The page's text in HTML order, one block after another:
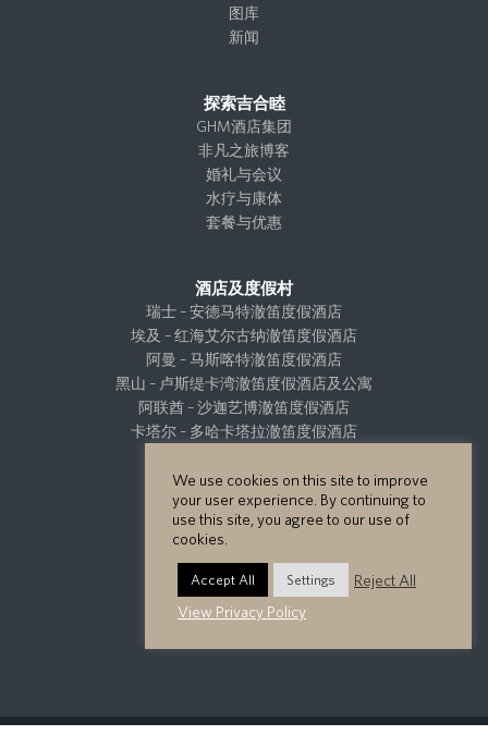
图库
新闻
探索吉合睦
GHM酒店集团
非凡之旅博客
婚礼与会议
水疗与康体
套餐与优惠
酒店及度假村
瑞士 – 安德马特澈笛度假酒店
埃及 – 红海艾尔古纳澈笛度假酒店
阿曼 – 马斯喀特澈笛度假酒店
黑山 – 卢斯缇卡湾澈笛度假酒店及公寓
阿联酋 – 沙迦艺博澈笛度假酒店
卡塔尔 – 多哈卡塔拉澈笛度假酒店
We use cookies on this site to improve
your user experience. By continuing to
use this site, you agree to our use of
cookies.
Accept All Settings
Reject All
View Privacy Policy